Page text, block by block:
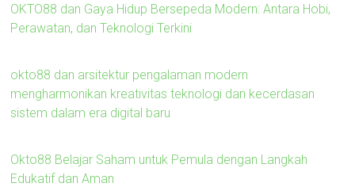
OKTO88 dan Gaya Hidup Bersepeda Modern: Antara Hobi,
Perawatan, dan Teknologi Terkini
okto88 dan arsitektur pengalaman modern
mengharmonikan kreativitas teknologi dan kecerdasan
sistem dalam era digital baru
Okto88 Belajar Saham untuk Pemula dengan Langkah
Edukatif dan Aman